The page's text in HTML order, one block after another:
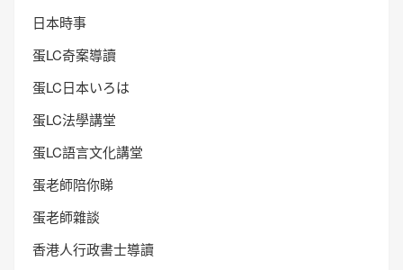
日本時事
蛋LC奇案導讀
蛋LC日本いろは
蛋LC法學講堂
蛋LC語言文化講堂
蛋老師陪你睇
蛋老師雜談
香港人行政書士導讀